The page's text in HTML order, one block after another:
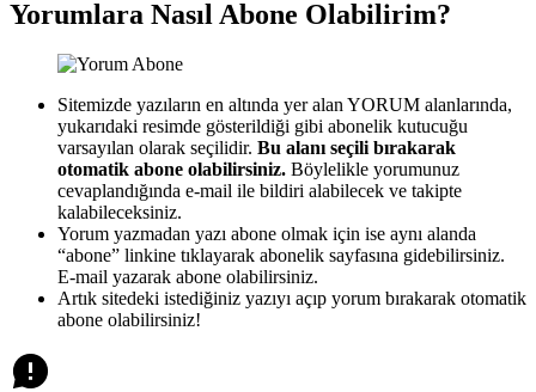
Yorumlara Nasıl Abone Olabilirim?
Sitemizde yazıların en altında yer alan YORUM alanlarında,
yukarıdaki resimde gösterildiği gibi abonelik kutucuğu
varsayılan olarak seçilidir. Bu alanı seçili bırakarak
otomatik abone olabilirsiniz. Böylelikle yorumunuz
cevaplandığında e-mail ile bildiri alabilecek ve takipte
kalabileceksiniz.
Yorum yazmadan yazı abone olmak için ise aynı alanda
“abone” linkine tıklayarak abonelik sayfasına gidebilirsiniz.
E-mail yazarak abone olabilirsiniz.
Artık sitedeki istediğiniz yazıyı açıp yorum bırakarak otomatik
abone olabilirsiniz!